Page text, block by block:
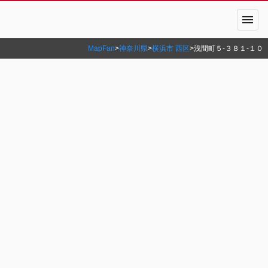
menu
MapFan>神奈川県>横浜市 西区>浅間町５‐３８１‐１０